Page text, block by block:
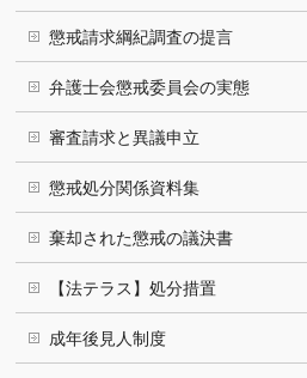
懲戒請求綱紀調査の提言
弁護士会懲戒委員会の実態
審査請求と異議申立
懲戒処分関係資料集
棄却された懲戒の議決書
【法テラス】処分措置
成年後見人制度